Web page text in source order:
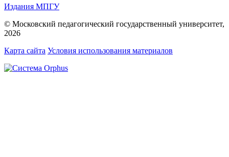
Издания МПГУ
© Московский педагогический государственный университет,
2026
Карта сайта Условия использования материалов